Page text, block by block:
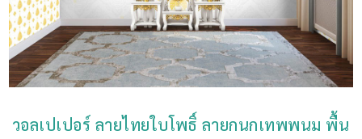
วอลเปเปอร์ ลายไทยใบโพธิ์ ลายกนกเทพพนม พื้น